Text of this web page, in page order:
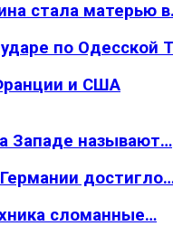
стала матерью
по Одесской
и США
Западе называют…
сломанные…